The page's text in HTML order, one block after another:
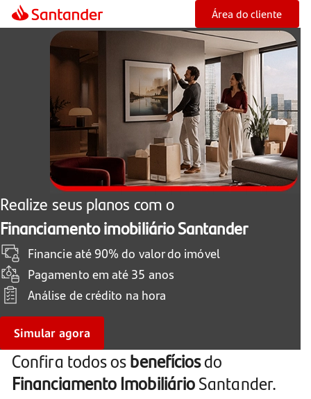
Área do cliente
Realize seus planos com o
Financiamento imobiliário Santander
Financie até 90% do valor do imóvel
Pagamento em até 35 anos
Análise de crédito na hora
Simular agora
Confira todos osbenefíciosdo
Financiamento ImobiliárioSantander.